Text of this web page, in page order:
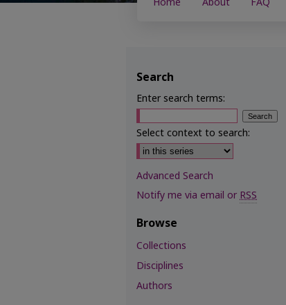
Search
Enter search terms:
Select context to search:
Advanced Search
Notify me via email orRSS
Browse
Collections
Disciplines
Authors